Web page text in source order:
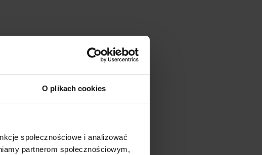
O plikach cookies
społecznościowe i analizować
partnerom społecznościowym,